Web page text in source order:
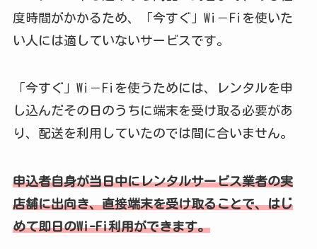
度時間がかかるため、「今すぐ」Wi－Fiを使いた
い人には適していないサービスです。
「今すぐ」Wi－Fiを使うためには、レンタルを申
し込んだその日のうちに端末を受け取る必要があ
り、配送を利用していたのでは間に合いません。
申込者自身が当日中にレンタルサービス業者の実
店舗に出向き、直接端末を受け取ることで、はじ
めて即日のWi-Fi利用ができます。